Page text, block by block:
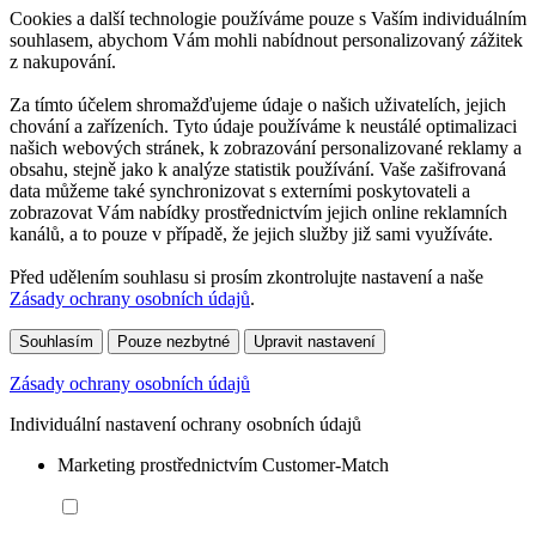
Cookies a další technologie používáme pouze s Vaším individuálním
souhlasem, abychom Vám mohli nabídnout personalizovaný zážitek
z nakupování.
Za tímto účelem shromažďujeme údaje o našich uživatelích, jejich
chování a zařízeních. Tyto údaje používáme k neustálé optimalizaci
našich webových stránek, k zobrazování personalizované reklamy a
obsahu, stejně jako k analýze statistik používání. Vaše zašifrovaná
data můžeme také synchronizovat s externími poskytovateli a
zobrazovat Vám nabídky prostřednictvím jejich online reklamních
kanálů, a to pouze v případě, že jejich služby již sami využíváte.
Před udělením souhlasu si prosím zkontrolujte nastavení a naše
Zásady ochrany osobních údajů.
Souhlasím Pouze nezbytné Upravit nastavení
Zásady ochrany osobních údajů
Individuální nastavení ochrany osobních údajů
Marketing prostřednictvím Customer-Match